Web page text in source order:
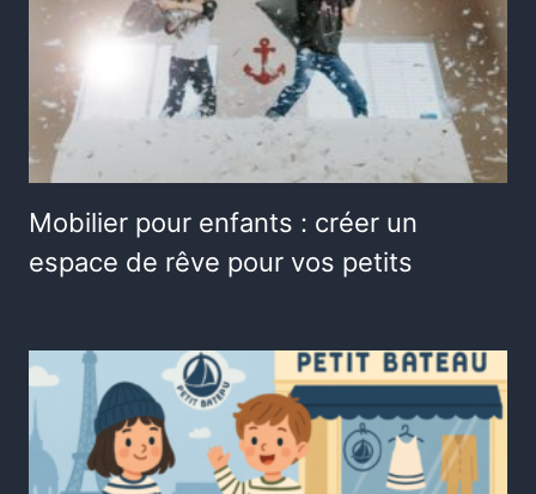
Mobilier pour enfants : créer un
espace de rêve pour vos petits